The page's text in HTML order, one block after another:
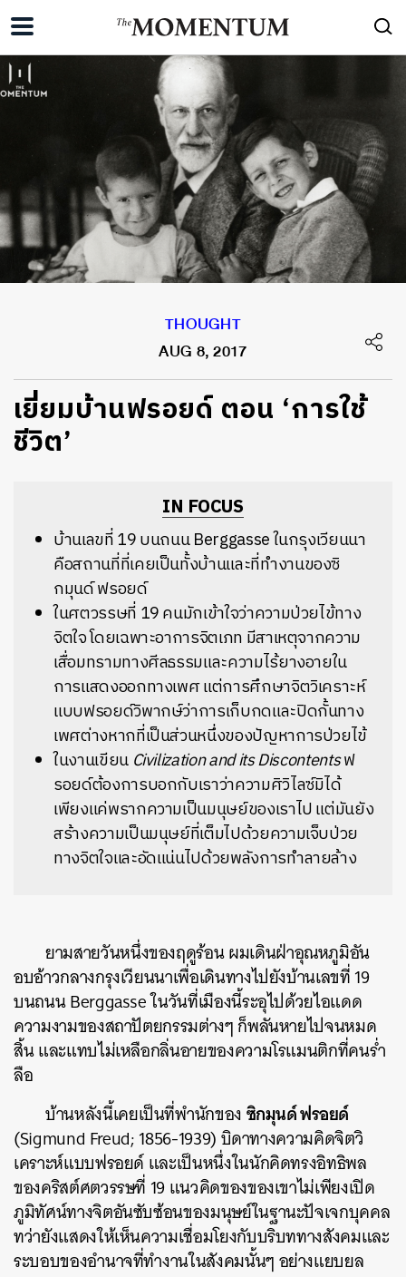
THOUGHT
AUG 8, 2017
เยี่ยมบ้านฟรอยด์ ตอน ‘การใช้
ชีวิต’
IN FOCUS
บ้านเลขที่ 19 บนถนน Berggasse ในกรุงเวียนนา
คือสถานที่ที่เคยเป็นทั้งบ้านและที่ทำงานของซิ
กมุนด์ ฟรอยด์
ในศตวรรษที่ 19 คนมักเข้าใจว่าความป่วยไข้ทาง
จิตใจ โดยเฉพาะอาการจิตเภท มีสาเหตุจากความ
เสื่อมทรามทางศีลธรรมและความไร้ยางอายใน
การแสดงออกทางเพศ แต่การศึกษาจิตวิเคราะห์
แบบฟรอยด์วิพากษ์ว่าการเก็บกดและปิดกั้นทาง
เพศต่างหากที่เป็นส่วนหนึ่งของปัญหาการป่วยไข้
ในงานเขียน Civilization and its Discontentsฟ
รอยด์ต้องการบอกกับเราว่าความศิวิไลซ์มิได้
เพียงแค่พรากความเป็นมนุษย์ของเราไป แต่มันยัง
สร้างความเป็นมนุษย์ที่เต็มไปด้วยความเจ็บป่วย
ทางจิตใจและอัดแน่นไปด้วยพลังการทำลายล้าง
ยามสายวันหนึ่งของฤดูร้อน ผมเดินฝ่าอุณหภูมิอัน
อบอ้าวกลางกรุงเวียนนาเพื่อเดินทางไปยังบ้านเลขที่ 19
บนถนน Berggasse ในวันที่เมืองนี้ระอุไปด้วยไอแดด
ความงามของสถาปัตยกรรมต่างๆ ก็พลันหายไปจนหมด
สิ้น และแทบไม่เหลือกลิ่นอายของความโรแมนติกที่คนร่ำ
ลือ
บ้านหลังนี้เคยเป็นที่พำนักของซิกมุนด์ ฟรอยด์
(Sigmund Freud; 1856-1939) บิดาทางความคิดจิตวิ
เคราะห์แบบฟรอยด์ และเป็นหนึ่งในนักคิดทรงอิทธิพล
ของคริสต์ศตวรรษที่ 19 แนวคิดของของเขาไม่เพียงเปิด
ภูมิทัศน์ทางจิตอันซับซ้อนของมนุษย์ในฐานะปัจเจกบุคคล
ทว่ายังแสดงให้เห็นความเชื่อมโยงกับบริบททางสังคมและ
ระบอบของอำนาจที่ทำงานในสังคมนั้นๆ อย่างแยบยล